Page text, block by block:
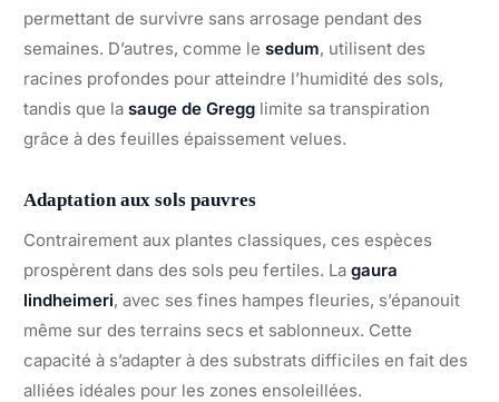
permettant de survivre sans arrosage pendant des
semaines. D’autres, comme le sedum, utilisent des
racines profondes pour atteindre l’humidité des sols,
tandis que la sauge de Gregg limite sa transpiration
grâce à des feuilles épaissement velues.
Adaptation aux sols pauvres
Contrairement aux plantes classiques, ces espèces
prospèrent dans des sols peu fertiles. La gaura
lindheimeri, avec ses fines hampes fleuries, s’épanouit
même sur des terrains secs et sablonneux. Cette
capacité à s’adapter à des substrats difficiles en fait des
alliées idéales pour les zones ensoleillées.